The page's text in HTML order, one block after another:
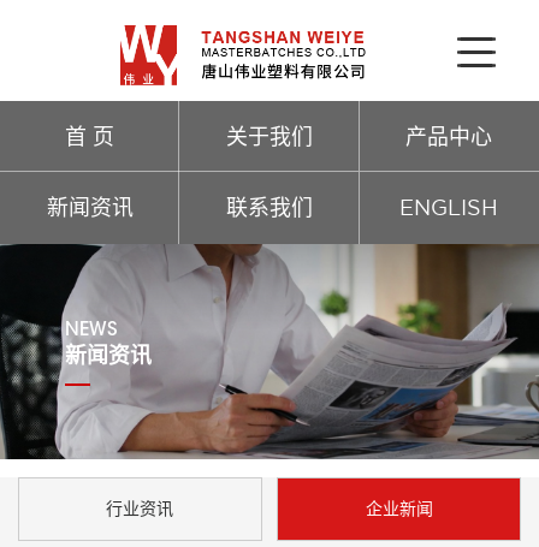
首 页 关于我们 产品中心
新闻资讯 联系我们 ENGLISH
NEWS
新闻资讯
行业资讯 企业新闻